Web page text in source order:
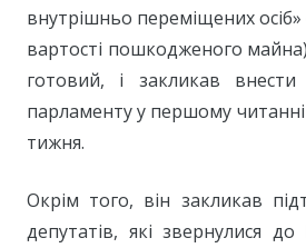
внутрішньо переміщених
вартості пошкодженого
готовий, і закликав
парламенту у першому
тижня.
Окрім того, він закликав
депутатів, які звернулися